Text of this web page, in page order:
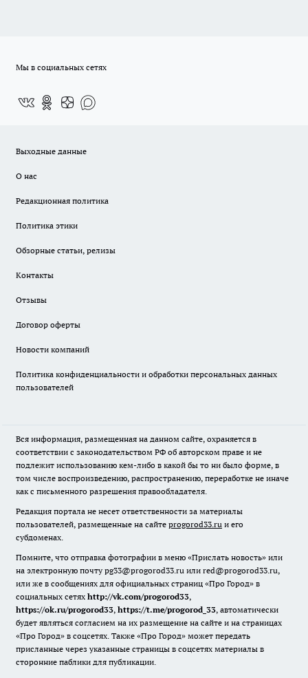
Мы в социальных сетях
Выходные данные
О нас
Редакционная политика
Политика этики
Обзорные статьи, релизы
Контакты
Отзывы
Договор оферты
Новости компаний
Политика конфиденциальности и обработки персональных данных
пользователей
Вся информация, размещенная на данном сайте, охраняется в
соответствии с законодательством РФ об авторском праве и не
подлежит использованию кем-либо в какой бы то ни было форме, в
том числе воспроизведению, распространению, переработке не иначе
как с письменного разрешения правообладателя.
Редакция портала не несет ответственности за материалы
пользователей, размещенные на сайте progorod33.ru и его
субдоменах.
Помните, что отправка фотографии в меню «Прислать новость» или
на электронную почту pg33@progorod33.ru или red@progorod33.ru,
или же в сообщениях для официальных страниц «Про Город» в
социальных сетях http://vk.com/progorod33,
https://ok.ru/progorod33, https://t.me/progorod_33, автоматически
будет являться согласием на их размещение на сайте и на страницах
«Про Город» в соцсетях. Также «Про Город» может передать
присланные через указанные страницы в соцсетях материалы в
сторонние паблики для публикации.